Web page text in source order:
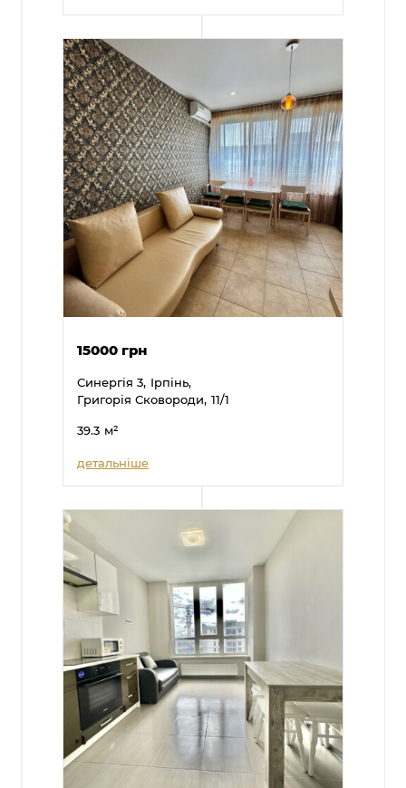
15000 грн
Синергія 3, Ірпінь,
Григорія Сковороди, 11/1
39.3 м²
детальніше